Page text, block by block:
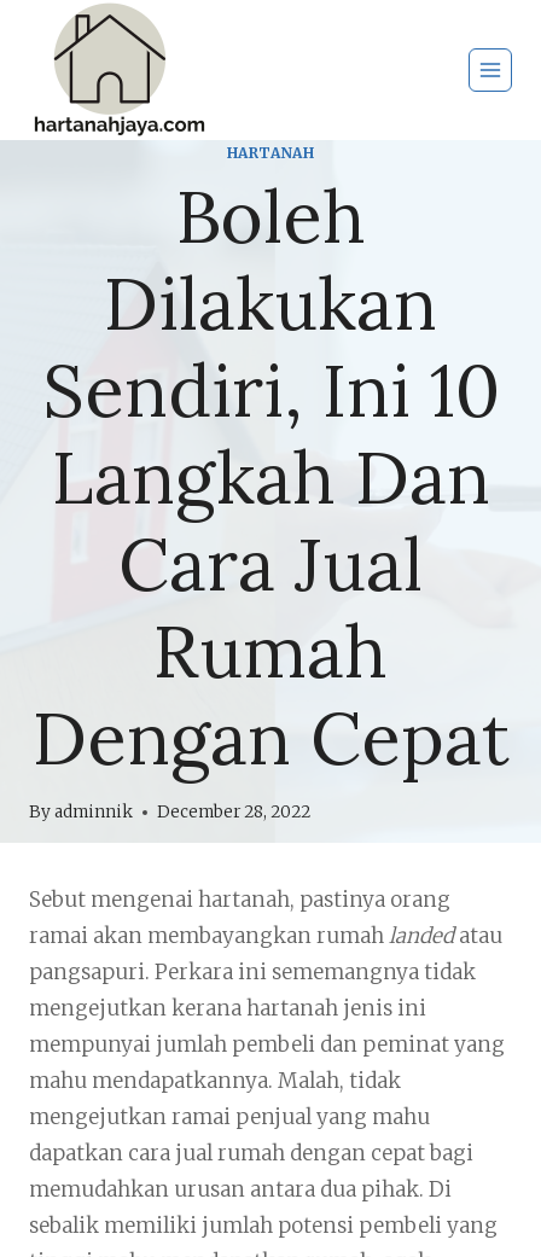
content
HARTANAH
Boleh
Dilakukan
Sendiri, Ini 10
Langkah Dan
Cara Jual
Rumah
Dengan Cepat
Byadminnik December 28, 2022
Sebut mengenai hartanah, pastinya orang
ramai akan membayangkan rumahlandedatau
pangsapuri. Perkara ini sememangnya tidak
mengejutkan kerana hartanah jenis ini
mempunyai jumlah pembeli dan peminat yang
mahu mendapatkannya. Malah, tidak
mengejutkan ramai penjual yang mahu
dapatkan cara jual rumah dengan cepat bagi
memudahkan urusan antara dua pihak. Di
sebalik memiliki jumlah potensi pembeli yang